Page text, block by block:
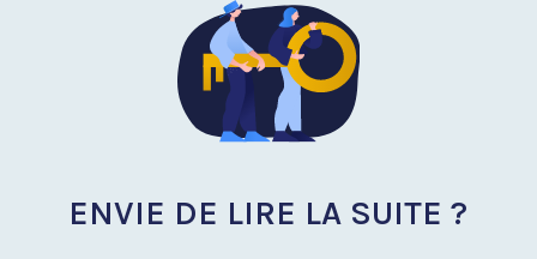
ENVIE DE LIRE LA SUITE ?